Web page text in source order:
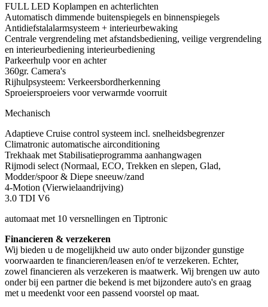
FULL LED Koplampen en achterlichten
Automatisch dimmende buitenspiegels en binnenspiegels
Antidiefstalalarmsysteem + interieurbewaking
Centrale vergrendeling met afstandsbediening, veilige vergrendeling
en interieurbediening interieurbediening
Parkeerhulp voor en achter
360gr. Camera's
Rijhulpsysteem: Verkeersbordherkenning
Sproeiersproeiers voor verwarmde voorruit
Mechanisch
Adaptieve Cruise control systeem incl. snelheidsbegrenzer
Climatronic automatische airconditioning
Trekhaak met Stabilisatieprogramma aanhangwagen
Rijmodi select (Normaal, ECO, Trekken en slepen, Glad,
Modder/spoor & Diepe sneeuw/zand
4-Motion (Vierwielaandrijving)
3.0 TDI V6
automaat met 10 versnellingen en Tiptronic
Financieren & verzekeren
Wij bieden u de mogelijkheid uw auto onder bijzonder gunstige
voorwaarden te financieren/leasen en/of te verzekeren. Echter,
zowel financieren als verzekeren is maatwerk. Wij brengen uw auto
onder bij een partner die bekend is met bijzondere auto's en graag
met u meedenkt voor een passend voorstel op maat.